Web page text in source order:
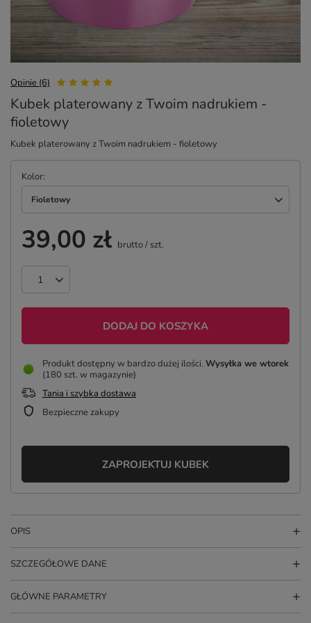
Opinie (6)
Kubek platerowany z Twoim nadrukiem -
fioletowy
Kubek platerowany z Twoim nadrukiem - fioletowy
Kolor
Fioletowy
39,00 zł brutto/ szt.
DODAJ DO KOSZYKA
Produkt dostępny w bardzo dużej ilości Wysyłka we wtorek
(180 szt. w magazynie)
Tania i szybka dostawa
Bezpieczne zakupy
ZAPROJEKTUJ KUBEK
OPIS
SZCZEGÓŁOWE DANE
GŁÓWNE PARAMETRY